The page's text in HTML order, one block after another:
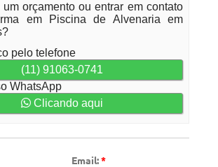
orçamento ou entrar em contato
em Piscina de Alvenaria em
pelo telefone
(11) 91063-0741
WhatsApp
Clicando aqui
Email:*